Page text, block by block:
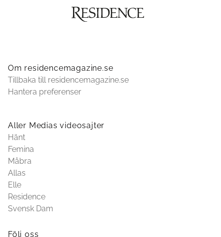
Om residencemagazine.se
Tillbaka till residencemagazine.se
Hantera preferenser
Aller Medias videosajter
Hänt
Femina
Måbra
Allas
Elle
Residence
Svensk Dam
Följ oss